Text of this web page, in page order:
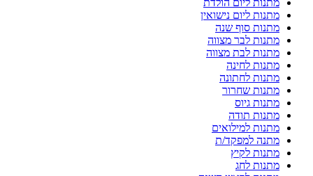
מתנות ליום הולדת
מתנות ליום נישואין
מתנות סוף שנה
מתנות לבר מצווה
מתנות לבת מצווה
מתנות לחינה
מתנות לחתונה
מתנות שחרור
מתנות גיוס
מתנות תודה
מתנות למילואים
מתנה למפקד/ת
מתנות לקיץ
מתנות לחג